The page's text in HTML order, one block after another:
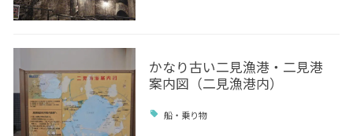
かなり古い二見漁港・二見港
案内図（二見漁港内）
船・乗り物